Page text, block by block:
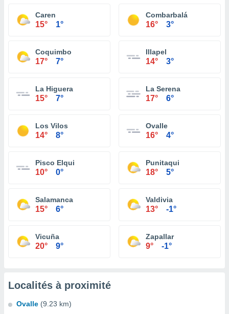
Caren
15° 1°
Combarbalá
16° 3°
Coquimbo
17° 7°
Illapel
14° 3°
La Higuera
15° 7°
La Serena
17° 6°
Los Vilos
14° 8°
Ovalle
16° 4°
Pisco Elqui
10° 0°
Punitaqui
18° 5°
Salamanca
15° 6°
Valdivia
13° -1°
Vicuña
20° 9°
Zapallar
9° -1°
Localités à proximité
Ovalle (9.23 km)